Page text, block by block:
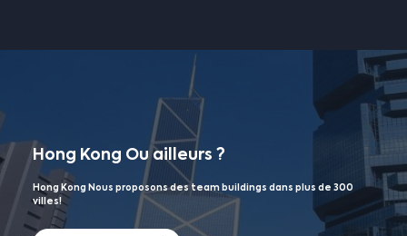
Hong Kong Ou ailleurs ?
Hong Kong Nous proposons des team buildings dans plus de 300
villes!